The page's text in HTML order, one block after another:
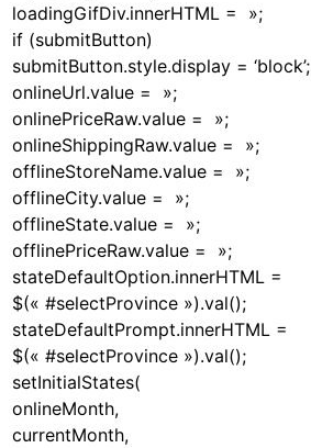
loadingGifDiv.innerHTML = »;
if (submitButton)
submitButton.style.display = ‘block’;
onlineUrl.value = »;
onlinePriceRaw.value = »;
onlineShippingRaw.value = »;
offlineStoreName.value = »;
offlineCity.value = »;
offlineState.value = »;
offlinePriceRaw.value = »;
stateDefaultOption.innerHTML =
$(« #selectProvince »).val();
stateDefaultPrompt.innerHTML =
$(« #selectProvince »).val();
setInitialStates(
onlineMonth,
currentMonth,